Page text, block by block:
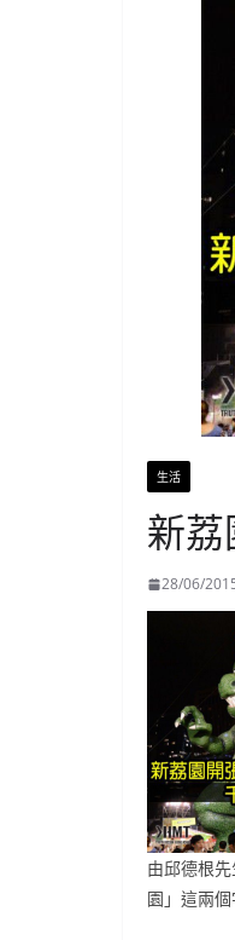
生活
新
28/06/
由邱德根
園」這兩